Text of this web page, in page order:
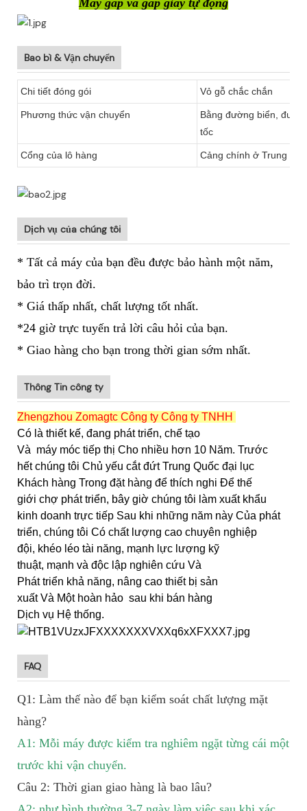
Máy gấp và gấp giấy tự động
Bao bì & Vận chuyển
Chi tiết đóng gói Vỏ gỗ chắc chắn
Phương thức vận chuyển
Bằng đường biển,
tốc
Cổng của lô hàng Cảng chính ở Trung
Dịch vụ của chúng tôi
* Tất cả máy của bạn đều được bảo hành một năm,
bảo trì trọn đời.
* Giá thấp nhất, chất lượng tốt nhất.
*24 giờ trực tuyến trả lời câu hỏi của bạn.
* Giao hàng cho bạn trong thời gian sớm nhất.
Thông Tin công ty
Zhengzhou Zomagtc Công ty Công ty TNHH
Có là thiết kế, đang phát triển, chế tạo
Và máy móc tiếp thị Cho nhiều hơn 10 Năm. Trước
hết chúng tôi Chủ yếu cắt đứt Trung Quốc đại lục
Khách hàng Trong đặt hàng để thích nghi Để thế
giới chợ phát triển, bây giờ chúng tôi làm xuất khẩu
kinh doanh trực tiếp Sau khi những năm này Của phát
triển, chúng tôi Có chất lượng cao chuyên nghiệp
đội, khéo léo tài năng, mạnh lực lượng kỹ
thuật, mạnh và độc lập nghiên cứu Và
Phát triển khả năng, nâng cao thiết bị sản
xuất Và Một hoàn hảo sau khi bán hàng
Dịch vụ Hệ thống.
FAQ
Q1: Làm thế nào để bạn kiểm soát chất lượng mặt
hàng?
A1: Mỗi máy được kiểm tra nghiêm ngặt từng cái một
trước khi vận chuyển.
Câu 2: Thời gian giao hàng là bao lâu?